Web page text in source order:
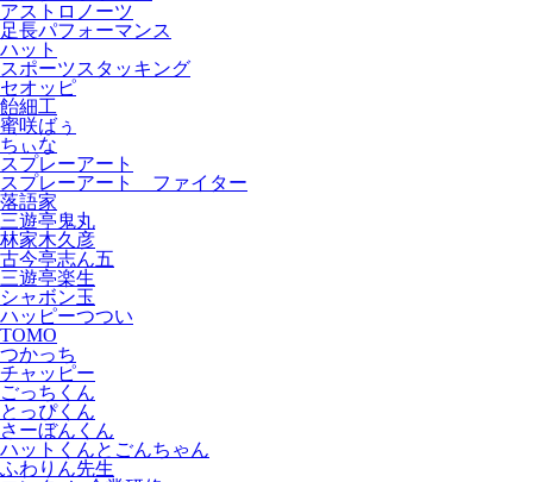
アストロノーツ
足長パフォーマンス
ハット
スポーツスタッキング
セオッピ
飴細工
蜜咲ばぅ
ちぃな
スプレーアート
スプレーアート ファイター
落語家
三遊亭鬼丸
林家木久彦
古今亭志ん五
三遊亭楽生
シャボン玉
ハッピーつつい
TOMO
つかっち
チャッピー
ごっちくん
とっぴくん
さーぼんくん
ハットくんとごんちゃん
ふわりん先生